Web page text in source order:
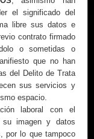
el significado del
libre sus datos e
contrato firmado
o sometidas o
que no han
del Delito de Trata
sus servicios y
espacio.
laboral con el
su imagen y datos
por lo que tampoco